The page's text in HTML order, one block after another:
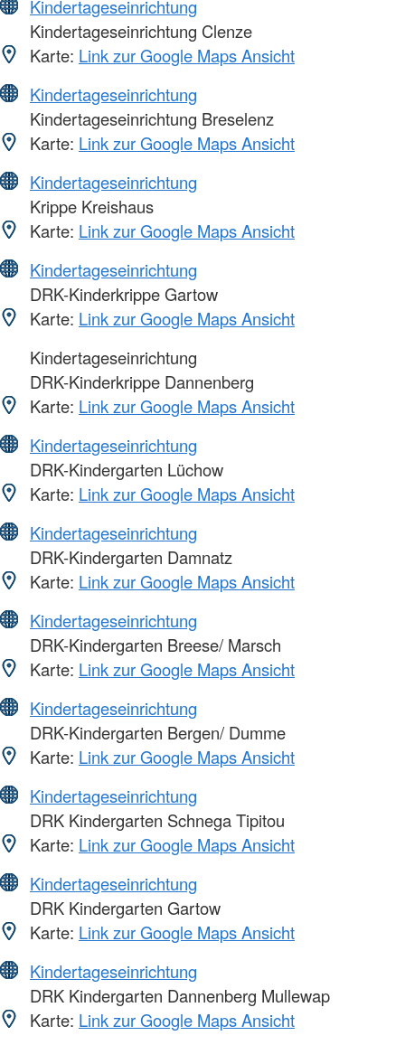
Kindertageseinrichtung
Kindertageseinrichtung Clenze
Karte: Link zur Google Maps Ansicht
Kindertageseinrichtung
Kindertageseinrichtung Breselenz
Karte: Link zur Google Maps Ansicht
Kindertageseinrichtung
Krippe Kreishaus
Karte: Link zur Google Maps Ansicht
Kindertageseinrichtung
DRK-Kinderkrippe Gartow
Karte: Link zur Google Maps Ansicht
Kindertageseinrichtung
DRK-Kinderkrippe Dannenberg
Karte: Link zur Google Maps Ansicht
Kindertageseinrichtung
DRK-Kindergarten Lüchow
Karte: Link zur Google Maps Ansicht
Kindertageseinrichtung
DRK-Kindergarten Damnatz
Karte: Link zur Google Maps Ansicht
Kindertageseinrichtung
DRK-Kindergarten Breese/ Marsch
Karte: Link zur Google Maps Ansicht
Kindertageseinrichtung
DRK-Kindergarten Bergen/ Dumme
Karte: Link zur Google Maps Ansicht
Kindertageseinrichtung
DRK Kindergarten Schnega Tipitou
Karte: Link zur Google Maps Ansicht
Kindertageseinrichtung
DRK Kindergarten Gartow
Karte: Link zur Google Maps Ansicht
Kindertageseinrichtung
DRK Kindergarten Dannenberg Mullewap
Karte: Link zur Google Maps Ansicht